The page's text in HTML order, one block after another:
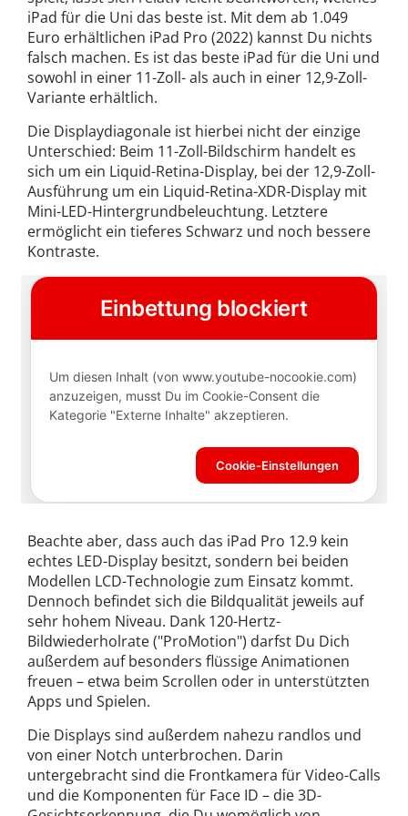
iPad für die Uni das beste ist. Mit dem ab 1.049
Euro erhältlichen iPad Pro (2022) kannst Du nichts
falsch machen. Es ist das beste iPad für die Uni und
sowohl in einer 11-Zoll- als auch in einer 12,9-Zoll-
Variante erhältlich.
Die Displaydiagonale ist hierbei nicht der einzige
Unterschied: Beim 11-Zoll-Bildschirm handelt es
sich um ein Liquid-Retina-Display, bei der 12,9-Zoll-
Ausführung um ein Liquid-Retina-XDR-Display mit
Mini-LED-Hintergrundbeleuchtung. Letztere
ermöglicht ein tieferes Schwarz und noch bessere
Kontraste.
Beachte aber, dass auch das iPad Pro 12.9 kein
echtes LED-Display besitzt, sondern bei beiden
Modellen LCD-Technologie zum Einsatz kommt.
Dennoch befindet sich die Bildqualität jeweils auf
sehr hohem Niveau. Dank 120-Hertz-
Bildwiederholrate ("ProMotion") darfst Du Dich
außerdem auf besonders flüssige Animationen
freuen – etwa beim Scrollen oder in unterstützten
Apps und Spielen.
Die Displays sind außerdem nahezu randlos und
von einer Notch unterbrochen. Darin
untergebracht sind die Frontkamera für Video-Calls
und die Komponenten für Face ID – die 3D-